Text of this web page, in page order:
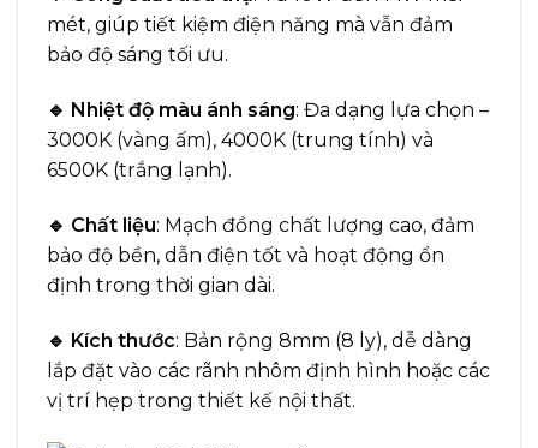
mét, giúp tiết kiệm điện năng mà vẫn đảm
bảo độ sáng tối ưu.
🔹 Nhiệt độ màu ánh sáng: Đa dạng lựa chọn –
3000K (vàng ấm), 4000K (trung tính) và
6500K (trắng lạnh).
🔹 Chất liệu: Mạch đồng chất lượng cao, đảm
bảo độ bền, dẫn điện tốt và hoạt động ổn
định trong thời gian dài.
🔹 Kích thước: Bản rộng 8mm (8 ly), dễ dàng
lắp đặt vào các rãnh nhôm định hình hoặc các
vị trí hẹp trong thiết kế nội thất.